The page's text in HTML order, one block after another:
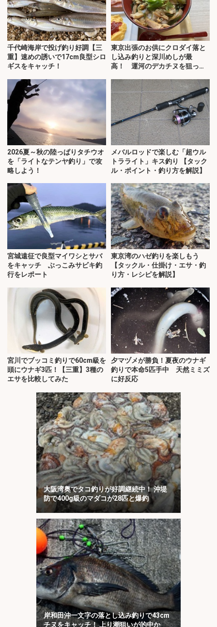
千代崎海岸で投げ釣り好調【三
重】速めの誘いで17cm良型シロ
ギスをキャッチ！
東京出張のお供にクロダイ落と
し込み釣りと深川めしが最
高！ 運河のデカチヌを狙って
2026夏～秋の陸っぱりタチウオ
を「ライトなテンヤ釣り」で攻
略しよう！
メバルロッドで楽しむ「超ウル
トラライト」キス釣り 【タック
ル・ポイント・釣り方を解説】
宮城遠征で良型マイワシとサバ
をキャッチ ぶっこみサビキ釣
行をレポート
東京湾のハゼ釣りを楽しもう
【タックル・仕掛け・エサ・釣
り方・レシピを解説】
宮川でブッコミ釣りで60cm級を
頭にウナギ3匹！【三重】3種の
エサを比較してみた
夕マヅメが勝負！夏夜のウナギ
釣りで本命5匹手中 天然ミミズ
に好反応
大阪湾奥でタコ釣りが好調継続中！ 沖堤
防で400g級のマダコが28匹と爆釣
岸和田沖一文字の落とし込み釣りで43cm
チヌをキャッチ！ 上り潮狙いが的中か